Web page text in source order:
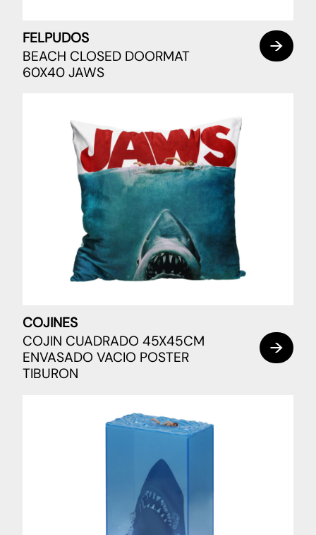
FELPUDOS
BEACH CLOSED DOORMAT
60X40 JAWS
COJINES
COJIN CUADRADO 45X45CM
ENVASADO VACIO POSTER
TIBURON